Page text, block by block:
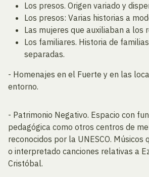
Los presos. Origen variado y
Los presos: Varias historias a
Las mujeres que auxiliaban a los
Los familiares. Historia de
separadas.
- Homenajes en el Fuerte y en las
entorno.
- Patrimonio Negativo. Espacio con
pedagógica como otros centros de
reconocidos por la UNESCO. Músicos
o interpretado canciones relativas a
Cristóbal.